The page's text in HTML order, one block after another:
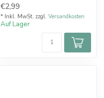
die ...
€2,99
* Inkl. MwSt. zzgl. Versandkosten
Auf Lager